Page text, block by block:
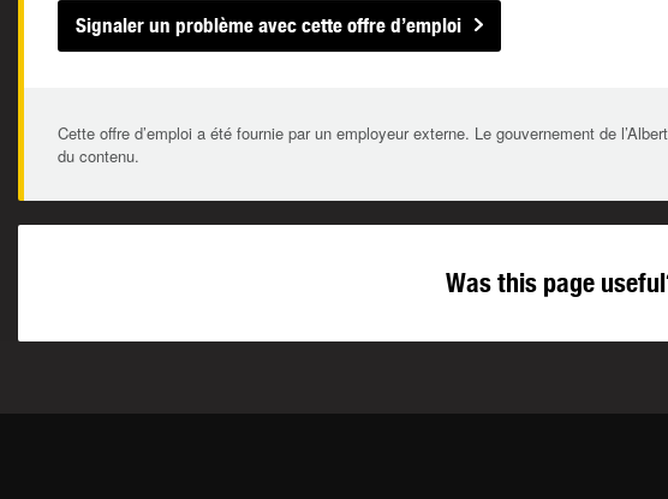
Signaler un problème avec cette offre d’emploi
Cette offre d’emploi a été fournie par un employeur externe. Le gouvernement de
du contenu.
Was this page